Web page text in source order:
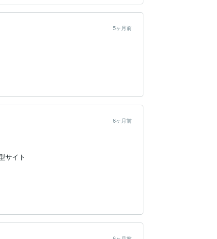
5ヶ月前
6ヶ月前
サイト